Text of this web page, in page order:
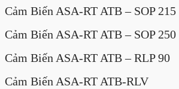
Cảm Biến ASA-RT ATB – SOP 215
Cảm Biến ASA-RT ATB – SOP 250
Cảm Biến ASA-RT ATB – RLP 90
Cảm Biến ASA-RT ATB-RLV